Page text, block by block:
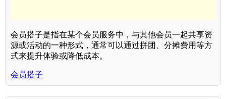
会员搭子是指在某个会员服务中，与其他会员一起共享资
源或活动的一种形式，通常可以通过拼团、分摊费用等方
式来提升体验或降低成本。
会员搭子